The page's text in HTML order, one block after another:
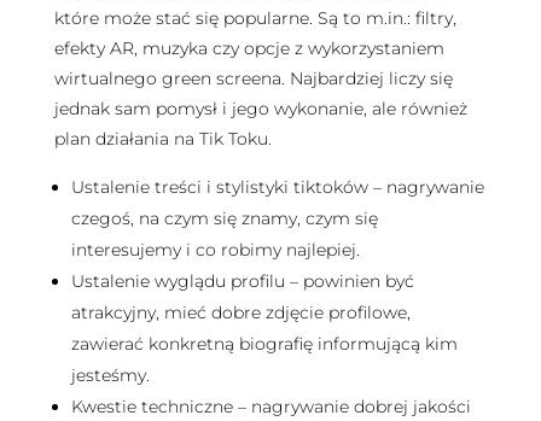
które może stać się popularne. Są to m.in.: filtry,
efekty AR, muzyka czy opcje z wykorzystaniem
wirtualnego green screena. Najbardziej liczy się
jednak sam pomysł i jego wykonanie, ale również
plan działania na Tik Toku.
Ustalenie treści i stylistyki tiktoków – nagrywanie
czegoś, na czym się znamy, czym się
interesujemy i co robimy najlepiej.
Ustalenie wyglądu profilu – powinien być
atrakcyjny, mieć dobre zdjęcie profilowe,
zawierać konkretną biografię informującą kim
jesteśmy.
Kwestie techniczne – nagrywanie dobrej jakości